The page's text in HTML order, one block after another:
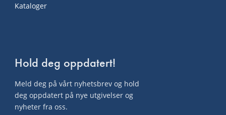
Kataloger
Hold deg oppdatert!
Meld deg på vårt nyhetsbrev og hold
deg oppdatert på nye utgivelser og
nyheter fra oss.